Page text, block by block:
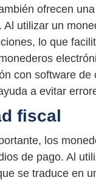
ofrecen
utilizar un
lo que
con software
a evitar
fiscal
los
de pago. Al
se traduce en